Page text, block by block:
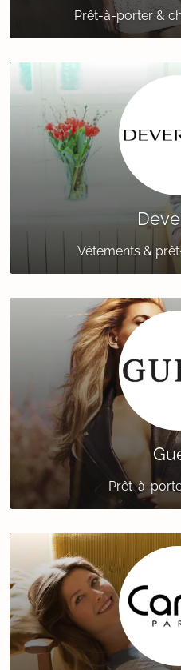
Prêt-à-porter &
Vêtements &
Prêt-à-